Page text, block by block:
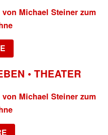
Michael Steiner zum
• THEATER
Michael Steiner zum